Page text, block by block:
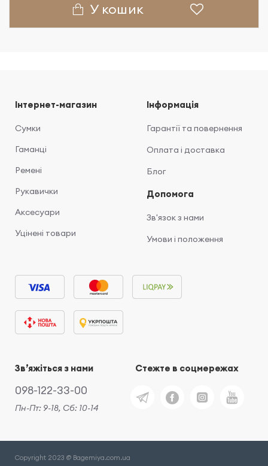
У кошик
Інтернет-магазин
Сумки
Гаманці
Ремені
Рукавички
Аксесуари
Уцінені товари
Інформація
Гарантії та повернення
Оплата і доставка
Блог
Допомога
Зв'язок з нами
Умови і положення
Звʼяжіться з нами
098-122-33-00
Пн-Пт: 9-18, Сб: 10-14
Стежте в соцмережах
Copyright 2023 @ Bagemiya.com.ua